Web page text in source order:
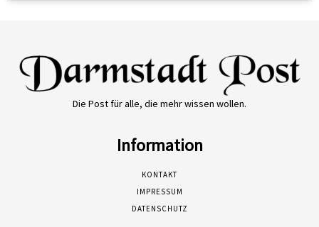
Die Post für alle, die mehr wissen wollen.
Information
KONTAKT
IMPRESSUM
DATENSCHUTZ